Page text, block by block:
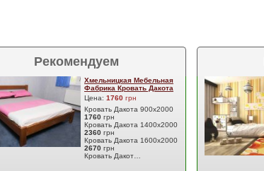
Рекомендуем
Хмельницкая Мебельная
Фабрика Кровать Дакота
Цена: 1760 грн
Кровать Дакота 900х2000
1760 грн
Кровать Дакота 1400х2000
2360 грн
Кровать Дакота 1600х2000
2670 грн
Кровать Дакот…